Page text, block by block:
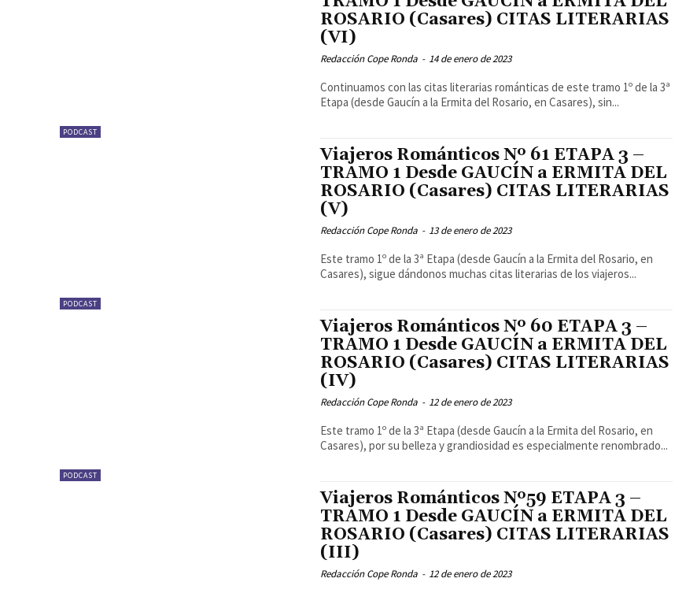
PODCAST
ROSARIO (Casares) CITAS LITERARIAS
(VI)
Redacción Cope Ronda - 14 de enero de 2023
Continuamos con las citas literarias románticas de este tramo 1º de la 3ª
Etapa (desde Gaucín a la Ermita del Rosario, en Casares), sin...
PODCAST
Viajeros Románticos Nº 61 ETAPA 3 –
TRAMO 1 Desde GAUCÍN a ERMITA DEL
ROSARIO (Casares) CITAS LITERARIAS
(V)
Redacción Cope Ronda - 13 de enero de 2023
Este tramo 1º de la 3ª Etapa (desde Gaucín a la Ermita del Rosario, en
Casares), sigue dándonos muchas citas literarias de los viajeros...
PODCAST
Viajeros Románticos Nº 60 ETAPA 3 –
TRAMO 1 Desde GAUCÍN a ERMITA DEL
ROSARIO (Casares) CITAS LITERARIAS
(IV)
Redacción Cope Ronda - 12 de enero de 2023
Este tramo 1º de la 3ª Etapa (desde Gaucín a la Ermita del Rosario, en
Casares), por su belleza y grandiosidad es especialmente renombrado...
Viajeros Románticos Nº59 ETAPA 3 –
TRAMO 1 Desde GAUCÍN a ERMITA DEL
ROSARIO (Casares) CITAS LITERARIAS
(III)
Redacción Cope Ronda - 12 de enero de 2023